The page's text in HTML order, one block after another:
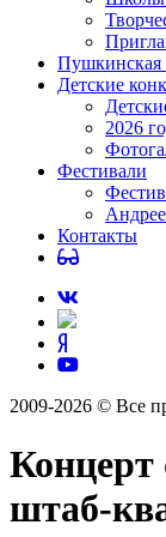
Пушкинская
Детские
2026
Фестивали
Контакты
2009-2026 © Все
Концерт
штаб-